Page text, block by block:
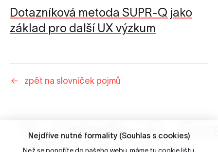
Dotazníková metoda SUPR-Q jako
základ pro další UX výzkum
zpět na slovníček pojmů
Linkedin
Nejdříve nutné formality (Souhlas s cookies)